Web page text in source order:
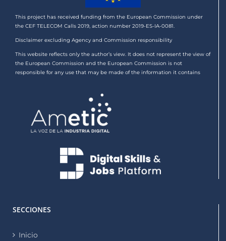
This project has received funding from the European Commission under
the CEF TELECOM Calls 2019, action number 2019-ES-IA-0081.
Disclaimer excluding Agency and Commission responsibility
This website reflects only the author’s view. It does not represent the view of
the European Commission and the European Commission is not
responsible for any use that may be made of the information it contains
SECCIONES
Inicio